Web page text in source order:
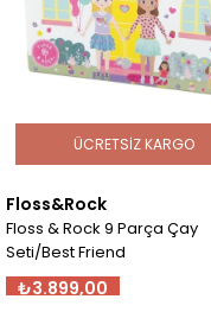
Floss&Rock
Floss & Rock 9 Parça Çay
Seti/Best Friend
₺3.899,00
ÜCRETSIZ KARGO